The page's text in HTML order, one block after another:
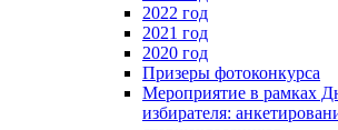
2022 год
2021 год
2020 год
Призеры фотоконкурса
Мероприятие в рамках
избирателя: